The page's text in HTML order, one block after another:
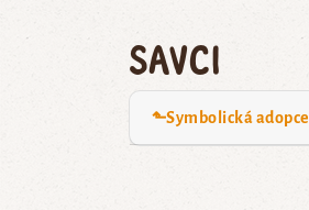
Savci
⬑Symbolická adopce